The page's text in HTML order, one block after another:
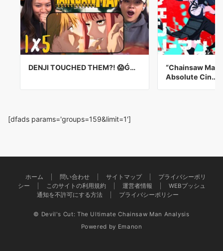
DENJI TOUCHED THEM?! 😱Ǵ…
“Chainsaw Man
Absolute Cin…
[dfads params='groups=159&limit=1']
ホーム 問い合わせ サイトマップ
プライバシーポリ
シー
このサイトの利用規約 運営者情報
WEBプッシュ
通知を不許可にする方法
プライバシーポリシー
© Devil's Cut: The Ultimate Chainsaw Man Analysis
Powered by Emanon